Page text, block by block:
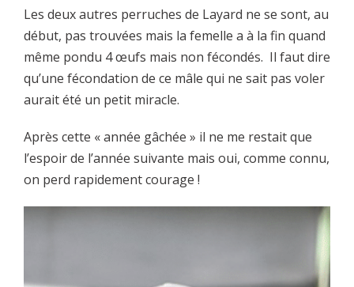
Les deux autres perruches de Layard ne se sont, au
début, pas trouvées mais la femelle a à la fin quand
même pondu 4 œufs mais non fécondés. Il faut dire
qu’une fécondation de ce mâle qui ne sait pas voler
aurait été un petit miracle.
Après cette « année gâchée » il ne me restait que
l’espoir de l’année suivante mais oui, comme connu,
on perd rapidement courage !